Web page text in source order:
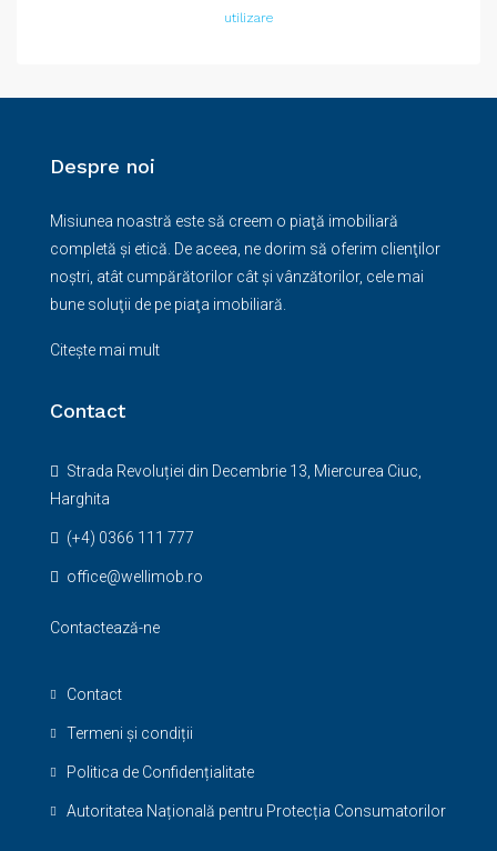
utilizare
Despre noi
Misiunea noastră este să creem o piaţă imobiliară
completă şi etică. De aceea, ne dorim să oferim clienţilor
noştri, atât cumpărătorilor cât şi vânzătorilor, cele mai
bune soluţii de pe piaţa imobiliară.
Citește mai mult
Contact
Strada Revoluției din Decembrie 13, Miercurea Ciuc,
Harghita
(+4) 0366 111 777
office@wellimob.ro
Contactează-ne
Contact
Termeni și condiții
Politica de Confidențialitate
Autoritatea Națională pentru Protecția Consumatorilor